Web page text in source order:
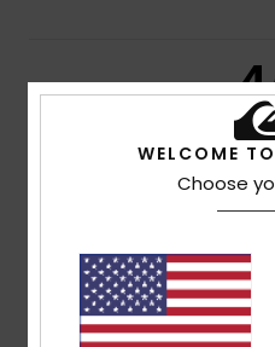
4
12. Juni 2026
Im Großen und Ganzen bin
Original anzeigen - Français
Komfort: 4/5 Preis-
Perfekte GrößeMaterial: 4/5
Ich empfehle dieses Produkt
WELCOME
Choose